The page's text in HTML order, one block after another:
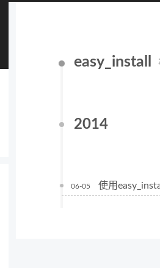
easy_install
2014
06-05 使用